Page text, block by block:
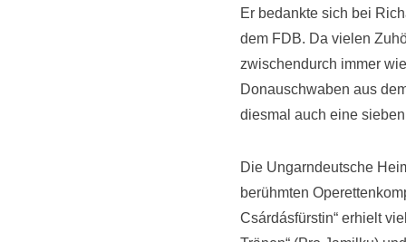
Er bedankte sich bei
dem FDB. Da vielen
zwischendurch immer
Donauschwaben aus
diesmal auch eine
Die Ungarndeutsche
berühmten
Csárdásfürstin“ erhielt